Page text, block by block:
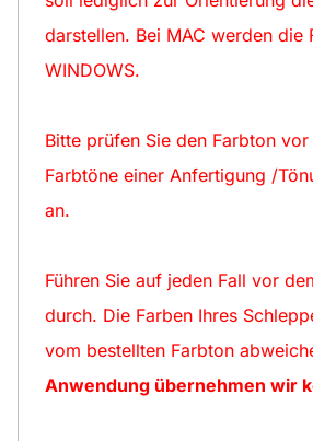
darstellen. Bei MAC werden
WINDOWS.
Bitte prüfen Sie den Farbton
Farbtöne einer Anfertigung /
an.
Führen Sie auf jeden Fall vor
durch. Die Farben Ihres
vom bestellten Farbton
Anwendung übernehmen wir